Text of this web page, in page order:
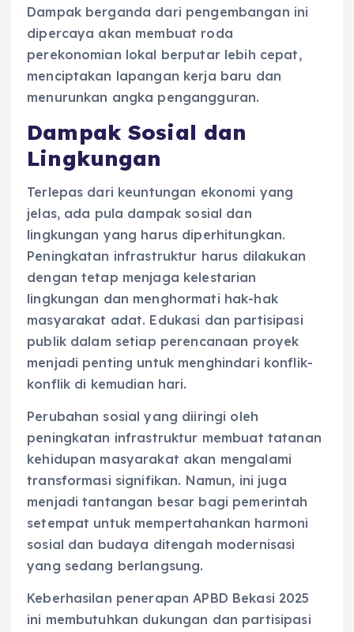
Dampak berganda dari pengembangan ini
dipercaya akan membuat roda
perekonomian lokal berputar lebih cepat,
menciptakan lapangan kerja baru dan
menurunkan angka pengangguran.
Dampak Sosial dan
Lingkungan
Terlepas dari keuntungan ekonomi yang
jelas, ada pula dampak sosial dan
lingkungan yang harus diperhitungkan.
Peningkatan infrastruktur harus dilakukan
dengan tetap menjaga kelestarian
lingkungan dan menghormati hak-hak
masyarakat adat. Edukasi dan partisipasi
publik dalam setiap perencanaan proyek
menjadi penting untuk menghindari konflik-
konflik di kemudian hari.
Perubahan sosial yang diiringi oleh
peningkatan infrastruktur membuat tatanan
kehidupan masyarakat akan mengalami
transformasi signifikan. Namun, ini juga
menjadi tantangan besar bagi pemerintah
setempat untuk mempertahankan harmoni
sosial dan budaya ditengah modernisasi
yang sedang berlangsung.
Keberhasilan penerapan APBD Bekasi 2025
ini membutuhkan dukungan dan partisipasi